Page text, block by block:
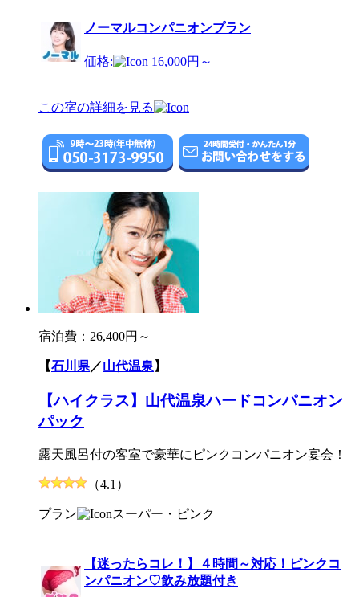
ノーマルコンパニオンプラン
価格: 16,000円～
この宿の詳細を見る
宿泊費： 26,400円～
【石川県／山代温泉 】
【ハイクラス】山代温泉ハードコンパニオン
パック
露天風呂付の客室で豪華にピンクコンパニオン宴会！
（4.1）
プラン スーパー・ピンク
【迷ったらコレ！】４時間～対応！ピンクコ
ンパニオン♡飲み放題付き